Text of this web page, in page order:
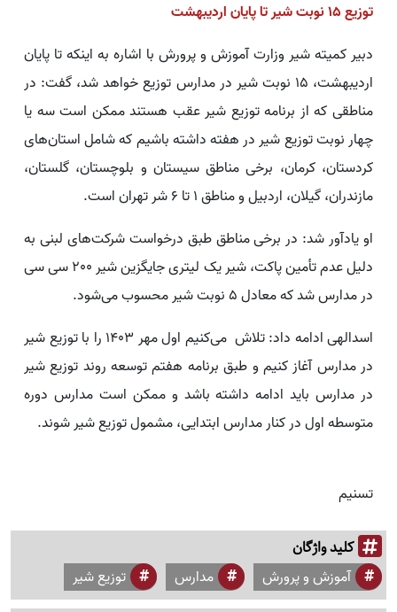
توزیع 15 نوبت شیر تا پایان اردیبهشت
دبیر کمیته شیر وزارت آموزش و پرورش با اشاره به اینکه تا پایان
اردیبهشت، 15 نوبت شیر در مدارس توزیع خواهد شد، گفت: در
مناطقی که از برنامه توزیع شیر عقب هستند ممکن است سه یا
چهار نوبت توزیع شیر در هفته داشته باشیم که شامل استان‌های
کردستان، کرمان، برخی مناطق سیستان و بلوچستان، گلستان،
مازندران، گیلان، اردبیل و مناطق 1 تا 6 شر تهران است.
او یادآور شد: در برخی مناطق طبق درخواست شرکت‌های لبنی به
دلیل عدم تأمین پاکت، شیر یک لیتری جایگزین شیر 200 سی سی
در مدارس شد که معادل 5 نوبت شیر محسوب می‌شود.
اسدالهی ادامه داد: تلاش می‌کنیم اول مهر 1403 را با توزیع شیر
در مدارس آغاز کنیم و طبق برنامه هفتم توسعه روند توزیع شیر
در مدارس باید ادامه داشته باشد و ممکن است مدارس دوره
متوسطه اول در کنار مدارس ابتدایی، مشمول توزیع شیر شوند.
تسنیم
کلید واژگان
آموزش و پرورش مدارس توزیع شیر